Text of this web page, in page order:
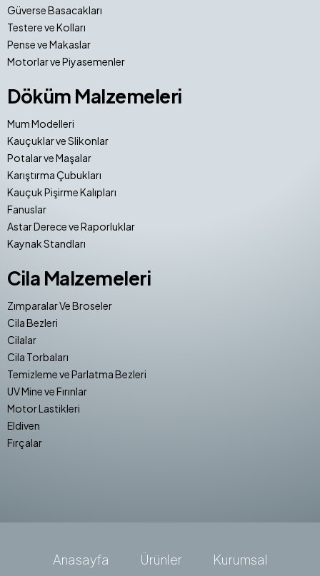
Güverse Basacakları
Testere ve Kolları
Pense ve Makaslar
Motorlar ve Piyasemenler
Döküm Malzemeleri
Mum Modelleri
Kauçuklar ve Slikonlar
Potalar ve Maşalar
Karıştırma Çubukları
Kauçuk Pişirme Kalıpları
Fanuslar
Astar Derece ve Raporluklar
Kaynak Standları
Cila Malzemeleri
Zımparalar Ve Broseler
Cila Bezleri
Cilalar
Cila Torbaları
Temizleme ve Parlatma Bezleri
UV Mine ve Fırınlar
Motor Lastikleri
Eldiven
Fırçalar
Anasayfa Ürünler Kurumsal